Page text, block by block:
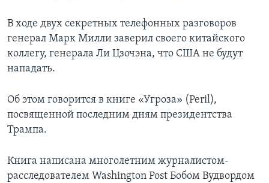
В ходе двух секретных телефонных разговоров
генерал Марк Милли заверил своего китайского
коллегу, генерала Ли Цзочэна, что США не будут
нападать.
Об этом говорится в книге «Угроза» (Peril),
посвященной последним дням президентства
Трампа.
Книга написана многолетним журналистом-
расследователем Washington Post Бобом Вудвордом